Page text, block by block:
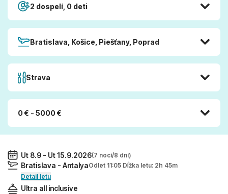
2 dospelí, 0 deti
Bratislava, Košice, Piešťany, Poprad
Strava
0 € - 5000 €
Ut 8.9 - Ut 15.9.2026(7 nocí/8 dní)
Bratislava - AntalyaOdlet 11:05 Dĺžka letu: 2h 45m
Detail letu
Ultra all inclusive